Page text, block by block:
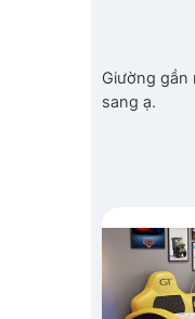
Giường gần
sang ạ.